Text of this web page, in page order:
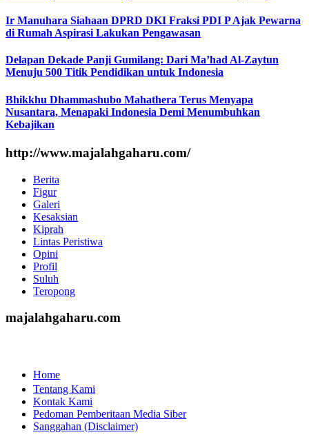
Ir Manuhara Siahaan DPRD DKI Fraksi PDI P Ajak Pewarna
di Rumah Aspirasi Lakukan Pengawasan
Delapan Dekade Panji Gumilang: Dari Ma’had Al-Zaytun
Menuju 500 Titik Pendidikan untuk Indonesia
Bhikkhu Dhammashubo Mahathera Terus Menyapa
Nusantara, Menapaki Indonesia Demi Menumbuhkan
Kebajikan
http://www.majalahgaharu.com/
Berita
Figur
Galeri
Kesaksian
Kiprah
Lintas Peristiwa
Opini
Profil
Suluh
Teropong
majalahgaharu.com
Home
Tentang Kami
Kontak Kami
Pedoman Pemberitaan Media Siber
Sanggahan (Disclaimer)